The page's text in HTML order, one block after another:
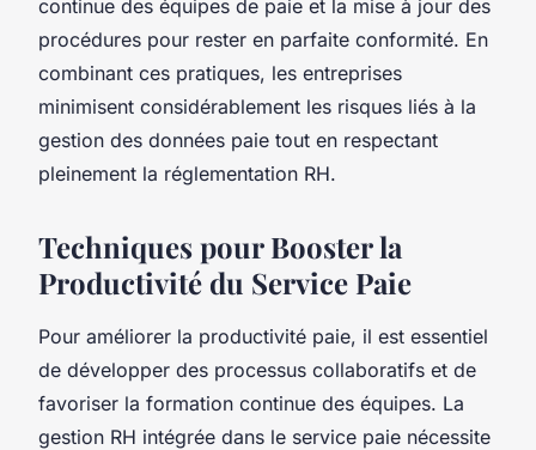
continue des équipes de paie et la mise à jour des
procédures pour rester en parfaite conformité. En
combinant ces pratiques, les entreprises
minimisent considérablement les risques liés à la
gestion des données paie tout en respectant
pleinement la réglementation RH.
Techniques pour Booster la
Productivité du Service Paie
Pour améliorer la productivité paie, il est essentiel
de développer des processus collaboratifs et de
favoriser la formation continue des équipes. La
gestion RH intégrée dans le service paie nécessite